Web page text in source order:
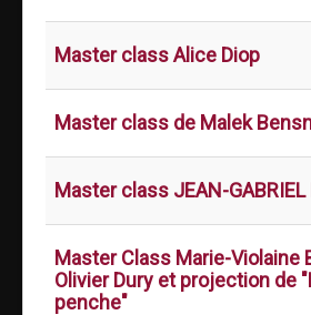
Master class Alice Diop
Master class de Malek
Master class JEAN-GABRIEL
Master Class Marie-Violaine
Olivier Dury et projection de
penche"